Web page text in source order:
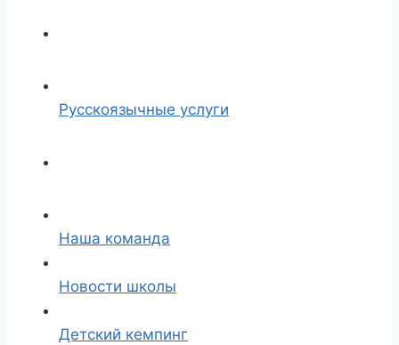
Русскоязычные услуги
Наша команда
Новости школы
Детский кемпинг